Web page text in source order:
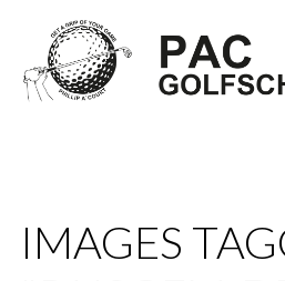
IMAGES